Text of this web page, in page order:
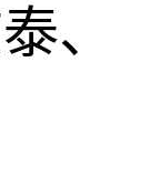
、